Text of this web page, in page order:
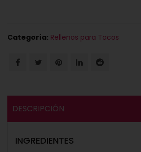
Categoría: Rellenos para Tacos
DESCRIPCIÓN
INGREDIENTES